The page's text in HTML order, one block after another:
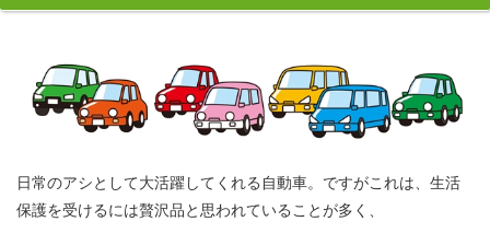
日常のアシとして大活躍してくれる自動車。ですがこれは、生活
保護を受けるには贅沢品と思われていることが多く、